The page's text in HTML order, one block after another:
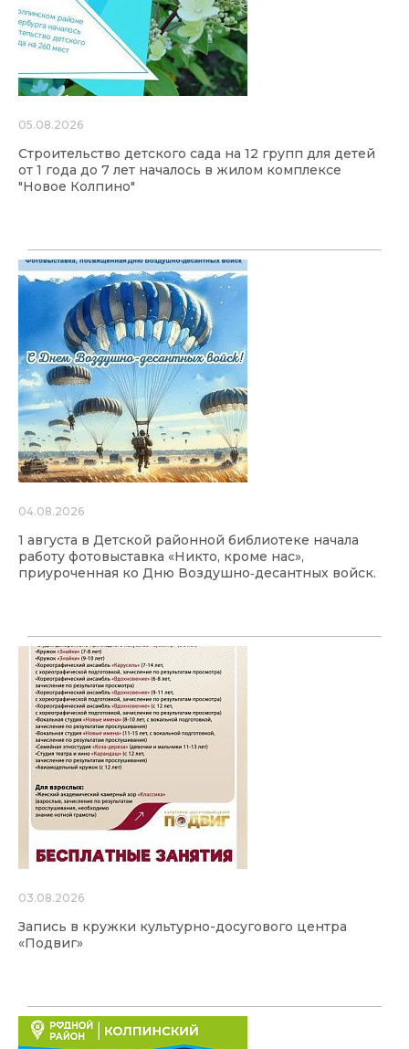
05.08.2026
Строительство детского сада на 12 групп для детей
от 1 года до 7 лет началось в жилом комплексе
"Новое Колпино"
04.08.2026
1 августа в Детской районной библиотеке начала
работу фотовыставка «Никто, кроме нас»,
приуроченная ко Дню Воздушно‑десантных войск.
03.08.2026
Запись в кружки культурно-досугового центра
«Подвиг»